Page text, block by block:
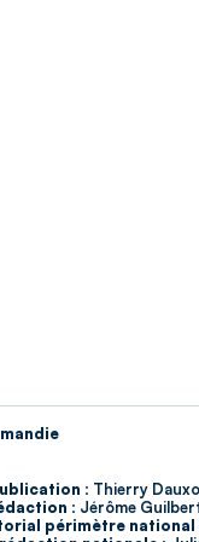
: Thierry
: Jérôme
périmètre national